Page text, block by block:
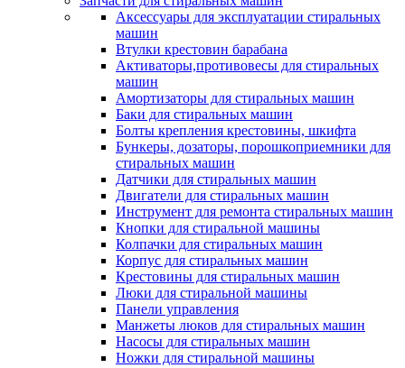
Аксессуары для эксплуатации стиральных
машин
Втулки крестовин барабана
Активаторы,противовесы для стиральных
машин
Амортизаторы для стиральных машин
Баки для стиральных машин
Болты крепления крестовины, шкифта
Бункеры, дозаторы, порошкоприемники для
стиральных машин
Датчики для стиральных машин
Двигатели для стиральных машин
Инструмент для ремонта стиральных машин
Кнопки для стиральной машины
Колпачки для стиральных машин
Корпус для стиральных машин
Крестовины для стиральных машин
Люки для стиральной машины
Панели управления
Манжеты люков для стиральных машин
Насосы для стиральных машин
Ножки для стиральной машины